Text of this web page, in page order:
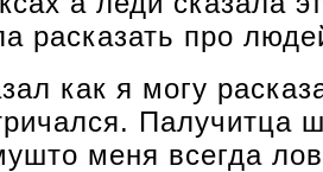
расказать про
как я могу
Палучитца
меня всегда